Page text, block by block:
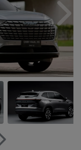
Próximo